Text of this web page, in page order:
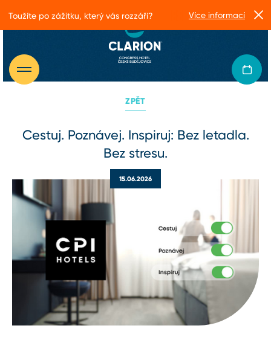
ZPĚT
Cestuj. Poznávej. Inspiruj: Bez letadla.
Bez stresu.
15.06.2026
Toužíte po zážitku, který vás rozzáří? Více informací